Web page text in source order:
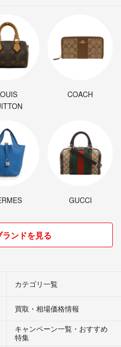
COACH
GUCCI
ンドを見る
カテゴリ一覧
買取・相場価格情報
キャンペーン一覧・おすすめ
特集